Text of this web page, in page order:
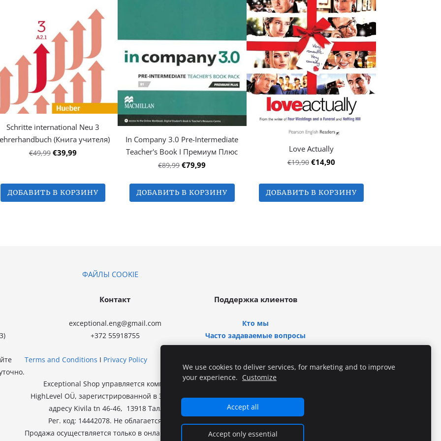
Schritte international Neu 3
(Книга учителя)
€49,99 €39,99
ДОБАВИТЬ В КОРЗИНУ
In Company 3.0 Pre-Intermediate
Teacher's Book I Премиум Плюс
€89,99 €79,99
ДОБАВИТЬ В КОРЗИНУ
Love Actually
€19,90 €14,90
ДОБАВИТЬ В КОРЗИНУ
ФАЙЛЫ COOKIE
Контакт
exceptional.eng@gmail.com
+372 55918755
Terms and Conditions I Privacy Policy
Exceptional Shop управляется компанией
HighLevel OÜ, зарегистрированной в Эстонии по
адресу Kivila tn 46-46, 13918 Таллинн.
Рег. код: 14442078. Не облагается НДС.
Продажа осуществляется только в онлайн-магазине.
Поддержка клиентов
Кто мы
Часто задаваемые вопросы
Свяжитесь с нами
We use cookies to deliver services, for marketing and to improve
your experience.
Customize
Accept all
Accept only essential